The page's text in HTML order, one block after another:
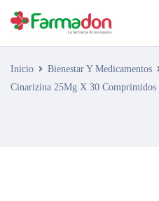
Inicio Bienestar Y Medicamentos
Cinarizina 25Mg X 30